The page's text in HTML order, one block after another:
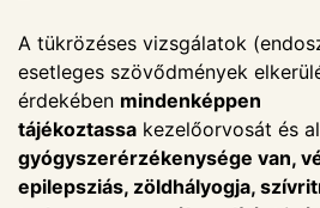
A tükrözéses vizsgálatok
esetleges szövődmények
érdekében mindenképpen
tájékoztassa kezelőorvosát és
gyógyszerérzékenysége van,
epilepsziás, zöldhályogja,